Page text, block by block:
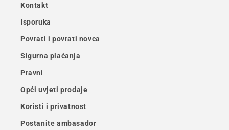
Kontakt
Isporuka
Povrati i povrati novca
Sigurna plaćanja
Pravni
Opći uvjeti prodaje
Koristi i privatnost
Postanite ambasador